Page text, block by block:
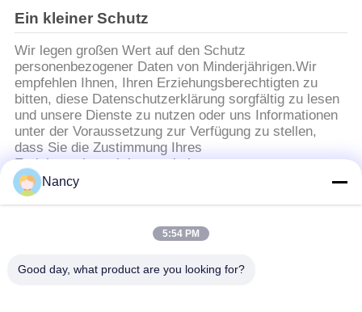
Ein kleiner Schutz
Wir legen großen Wert auf den Schutz
personenbezogener Daten von Minderjährigen.Wir
empfehlen Ihnen, Ihren Erziehungsberechtigten zu
bitten, diese Datenschutzerklärung sorgfältig zu lesen
und unsere Dienste zu nutzen oder uns Informationen
unter der Voraussetzung zur Verfügung zu stellen,
dass Sie die Zustimmung Ihres
Erziehungsberechtigten erhalten.
Staubsammelfilterbeutel Aramidfilterbeutel
Nancy
5:54 PM
Good day, what product are you looking for?